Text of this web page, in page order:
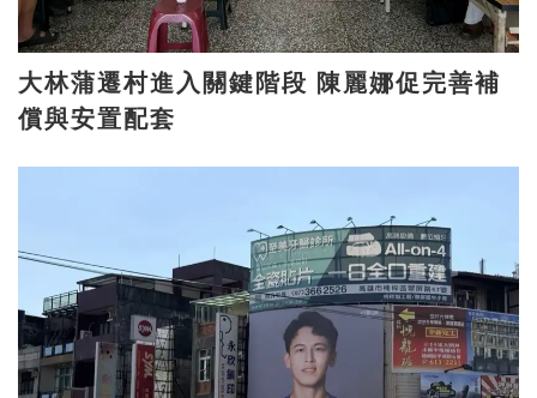
大林蒲遷村進入關鍵階段 陳麗娜促完善補
償與安置配套